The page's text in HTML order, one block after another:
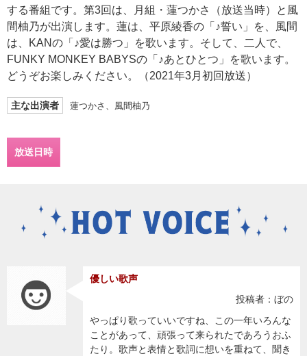
する番組です。第3回は、月組・蓮つかさ（放送当時）と風
間柚乃が出演します。蓮は、平原綾香の「♪誓い」を、風間
は、KANの「♪愛は勝つ」を歌います。そして、二人で、
FUNKY MONKEY BABYSの「♪あとひとつ」を歌います。
どうぞお楽しみください。（2021年3月初回放送）
主な出演者 蓮つかさ、風間柚乃
放送日時
優しい歌声
投稿者：ぼの
やっぱり歌っていいですね、この一年いろんな
ことがあって、頑張って来られたであろうおふ
たり。歌声と表情と歌詞に想いを重ねて、聞き